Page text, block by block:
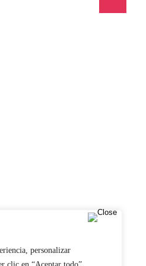
personalizar